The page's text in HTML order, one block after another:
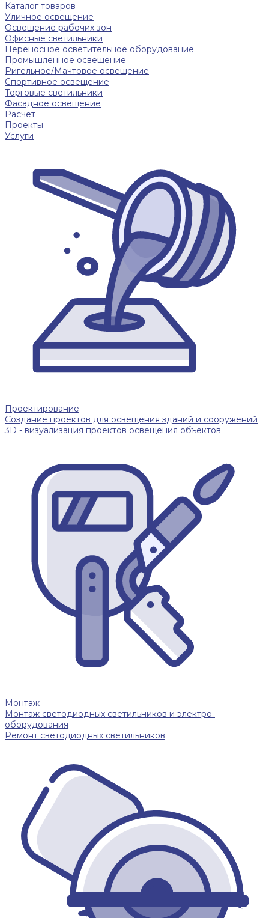
Каталог товаров
Уличное освещение
Освещение рабочих зон
Офисные светильники
Переносное осветительное оборудование
Промышленное освещение
Ригельное/Мачтовое освещение
Спортивное освещение
Торговые светильники
Фасадное освещение
Расчет
Проекты
Услуги
Проектирование
Создание проектов для освещения зданий и сооружений
3D - визуализация проектов освещения объектов
Монтаж
Монтаж светодиодных светильников и электро-
оборудования
Ремонт светодиодных светильников